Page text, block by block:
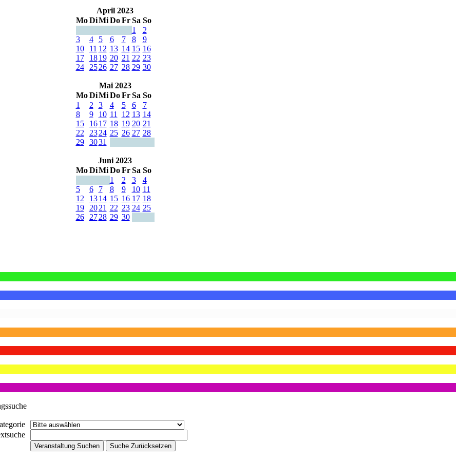
April 2023
Mo DiMi Do Fr Sa So
1
2
3
4 5 6 7 8
9
10
11 12 13 14 15 16
17
18 19 20 21 22 23
24
25 26 27 28 29 30
Mai 2023
Mo DiMi Do Fr Sa So
1
2 3 4 5 6
7
8
9 10 11 12 13 14
15
16 17 18 19 20 21
22
23 24 25 26 27 28
29
3031
Juni 2023
Mo DiMi Do Fr Sa So
1
2 3
4
5
6 7 8 9 10 11
12
13 14 15 16 17 18
19
20 21 22 23 24 25
26
27 28 29 30